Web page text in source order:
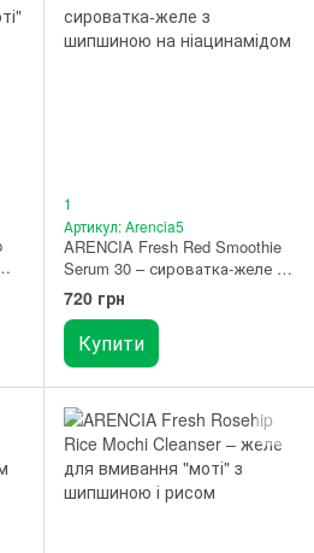
1
Артикул: Arencia5
ARENCIA Fresh Red Smoothie
Serum 30 – сироватка-желе з
шипшиною на ніацинамідом 50
г
720 грн
Купити